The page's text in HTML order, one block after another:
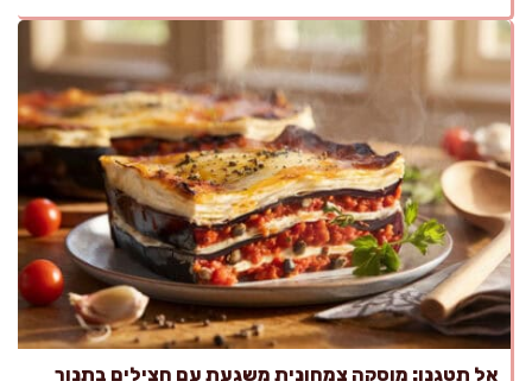
אל תטגנו: מוסקה צמחונית משגעת עם חצילים בתנור